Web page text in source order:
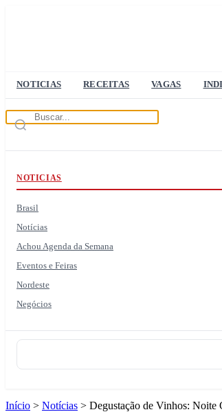
NOTICIAS RECEITAS VAGAS
NOTICIAS
Brasil
Notícias
Achou Agenda da Semana
Eventos e Feiras
Nordeste
Negócios
Início > Notícias > Degustação de Vinhos: Noite